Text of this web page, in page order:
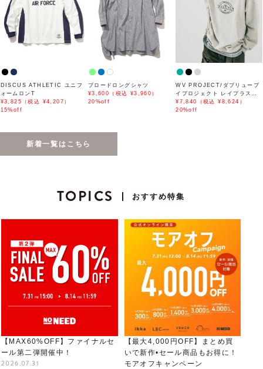
DISCUS ATHLETIC ユニフ
ォームロンT
¥3,825（税込 ¥4,207）
15%off
ブロードロングシャツ
¥3,600（税込 ¥3,960）
20%off
WV PROJECT/ダブリューブ
イプロジェクト レイプラスウ
ェットシャツ
¥7,840（税込 ¥8,624）
20%off
新着一覧はこちら
TOPICS おすすめ特集
【MAX60%OFF】ファイナルセ
ール第二弾開催中！
2026.07.31
【最大4,000円OFF】まとめ買
いで新作•セール商品もお得に！
モアオフキャンペーン